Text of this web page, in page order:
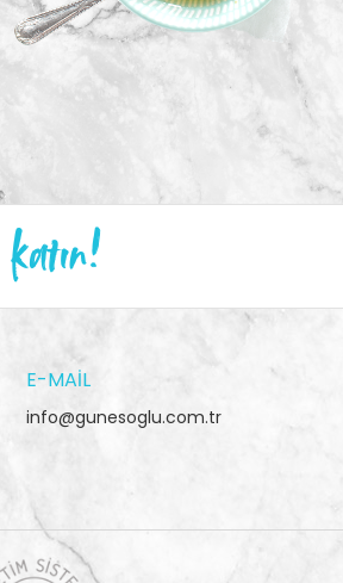
E-MAIL
info@gunesoglu.com.tr